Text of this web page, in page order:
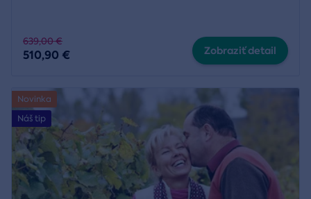
639,00 €
510,90 € Zobraziť detail
Novinka
Náš tip